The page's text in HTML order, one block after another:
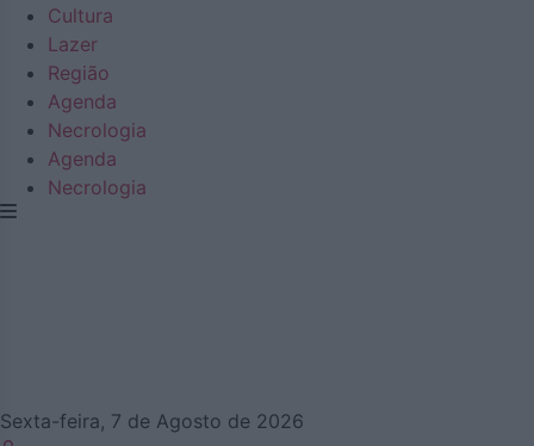
Cultura
Lazer
Região
Agenda
Necrologia
Agenda
Necrologia
Sexta-feira, 7 de Agosto de 2026